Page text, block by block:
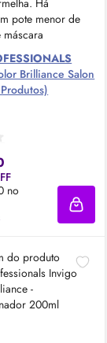
Brilliance Salon
no